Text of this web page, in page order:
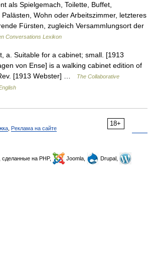
als Spielgemach, Toilette, Buffet,
Wohn oder Arbeitszimmer, letzteres
Fürsten, zugleich Versammlungsort der
Conversations Lexikon
a. Suitable for a cabinet; small. [1913
von Ense] is a walking cabinet edition of
[1913 Webster] …
The Collaborative
18+
Реклама на сайте
, сделанные на PHP, Joomla,
Drupal,